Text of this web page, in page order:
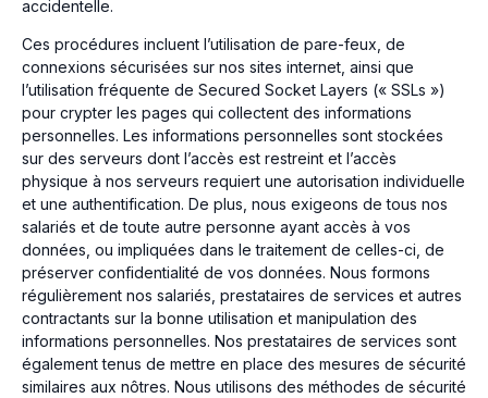
accidentelle.
Ces procédures incluent l’utilisation de pare-feux, de
connexions sécurisées sur nos sites internet, ainsi que
l’utilisation fréquente de Secured Socket Layers (« SSLs »)
pour crypter les pages qui collectent des informations
personnelles. Les informations personnelles sont stockées
sur des serveurs dont l’accès est restreint et l’accès
physique à nos serveurs requiert une autorisation individuelle
et une authentification. De plus, nous exigeons de tous nos
salariés et de toute autre personne ayant accès à vos
données, ou impliquées dans le traitement de celles-ci, de
préserver confidentialité de vos données. Nous formons
régulièrement nos salariés, prestataires de services et autres
contractants sur la bonne utilisation et manipulation des
informations personnelles. Nos prestataires de services sont
également tenus de mettre en place des mesures de sécurité
similaires aux nôtres. Nous utilisons des méthodes de sécurité